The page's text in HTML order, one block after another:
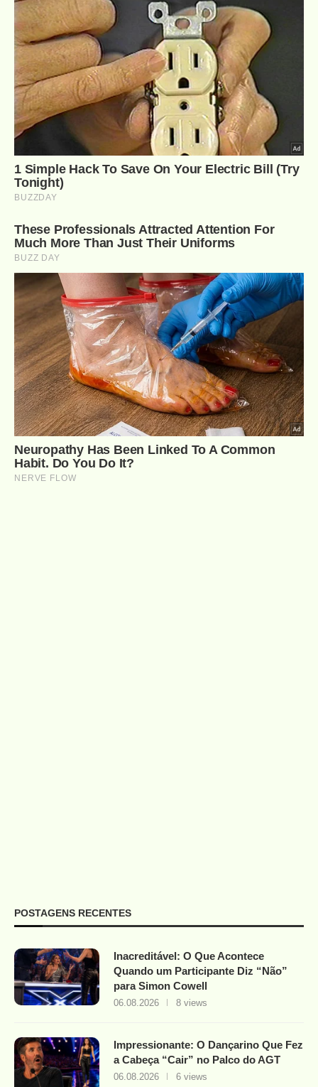
POSTAGENS RECENTES
Inacreditável: O Que Acontece
Quando um Participante Diz “Não”
para Simon Cowell
06.08.2026 8 views
Impressionante: O Dançarino Que Fez
a Cabeça “Cair” no Palco do AGT
06.08.2026 6 views